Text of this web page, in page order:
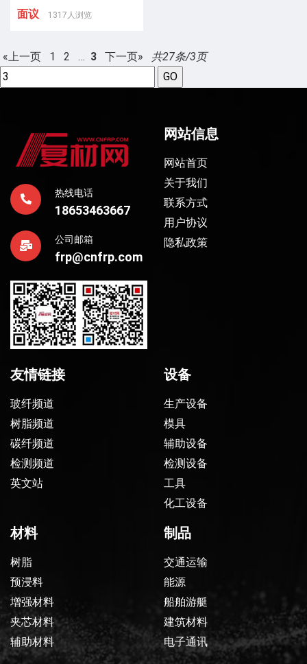
面议 1317人浏览
«上一页 1 2 … 3 下一页» 共27条/3页
热线电话
18653463667
公司邮箱
frp@cnfrp.com
网站信息
网站首页
关于我们
联系方式
用户协议
隐私政策
友情链接
玻纤频道
树脂频道
碳纤频道
检测频道
英文站
设备
生产设备
模具
辅助设备
检测设备
工具
化工设备
材料
树脂
预浸料
增强材料
夹芯材料
辅助材料
制品
交通运输
能源
船舶游艇
建筑材料
电子通讯